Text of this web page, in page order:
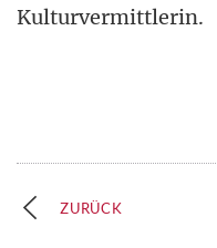
Kulturvermittlerin.
ZURÜCK